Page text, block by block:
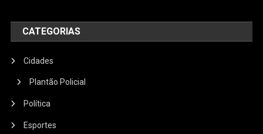
CATEGORIAS
Cidades
Plantão Policial
Política
Esportes